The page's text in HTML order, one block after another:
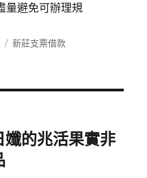
量避免可辦理規
分
新莊支票借款
的兆活果實非